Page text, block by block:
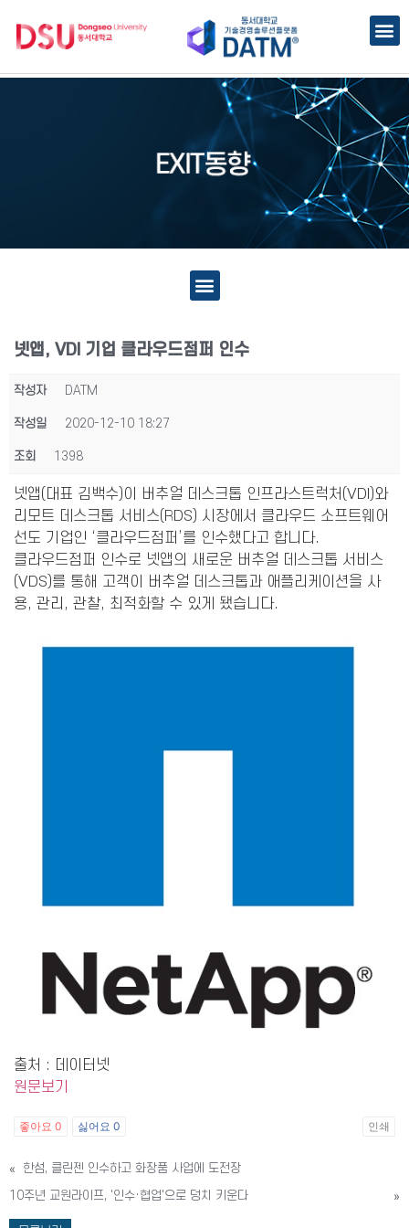
넷앱, VDI 기업 클라우드점퍼 인수
작성자 DATM
작성일 2020-12-10 18:27
조회 1398
넷앱(대표 김백수)이 버추얼 데스크톱 인프라스트럭처(VDI)와
리모트 데스크톱 서비스(RDS) 시장에서 클라우드 소프트웨어
선도 기업인 ‘클라우드점퍼’를 인수했다고 합니다.
클라우드점퍼 인수로 넷앱의 새로운 버추얼 데스크톱 서비스
(VDS)를 통해 고객이 버추얼 데스크톱과 애플리케이션을 사
용, 관리, 관찰, 최적화할 수 있게 됐습니다.
출처 : 데이터넷
원문보기
좋아요 0 싫어요 0 인쇄
«
한섬, 클린젠 인수하고 화장품 사업에 도전장
10주년 교원라이프, '인수·협업'으로 덩치 키운다
»